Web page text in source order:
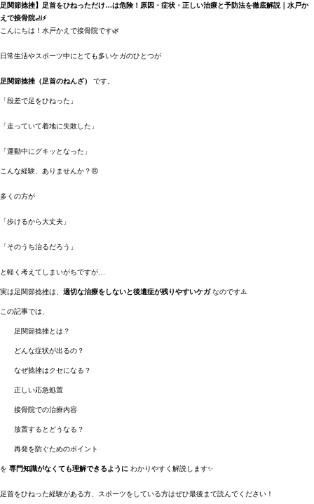
足関節捻挫】足首をひねっただけ…は危険！原因・症状・正しい治療と予防法を徹底解説｜水戸か
えで接骨院🦶⚡
こんにちは！水戸かえで接骨院です🌿
日常生活やスポーツ中にとても多いケガのひとつが
足関節捻挫（足首のねんざ） です。
「段差で足をひねった」
「走っていて着地に失敗した」
「運動中にグキッとなった」
こんな経験、ありませんか？😣
多くの方が
「歩けるから大丈夫」
「そのうち治るだろう」
と軽く考えてしまいがちですが…
実は足関節捻挫は、 適切な治療をしないと後遺症が残りやすいケガなのです⚠️
この記事では、
足関節捻挫とは？
どんな症状が出るの？
なぜ捻挫はクセになる？
正しい応急処置
接骨院での治療内容
放置するとどうなる？
再発を防ぐためのポイント
を 専門知識がなくても理解できるように わかりやすく解説します✨
足首をひねった経験がある方、スポーツをしている方はぜひ最後まで読んでください！